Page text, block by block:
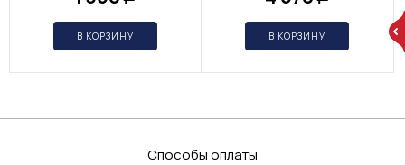
В КОРЗИНУ В КОРЗИНУ
Способы оплаты